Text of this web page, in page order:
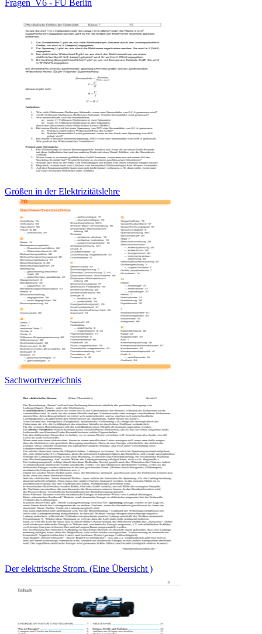
Fragen_V6 - FU Berlin
Größen in der Elektrizitätslehre
Sachwortverzeichnis
Der elektrische Strom. (Eine Übersicht )